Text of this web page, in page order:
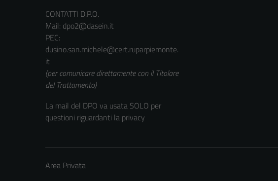
CONTATTI D.P.O.
Mail: dpo2@dasein.it
PEC:
dusino.san.michele@cert.ruparpiemonte.
it
(per comunicare direttamente con il Titolare
del Trattamento)
La mail del DPO va usata SOLO per
questioni riguardanti la privacy
Area Privata